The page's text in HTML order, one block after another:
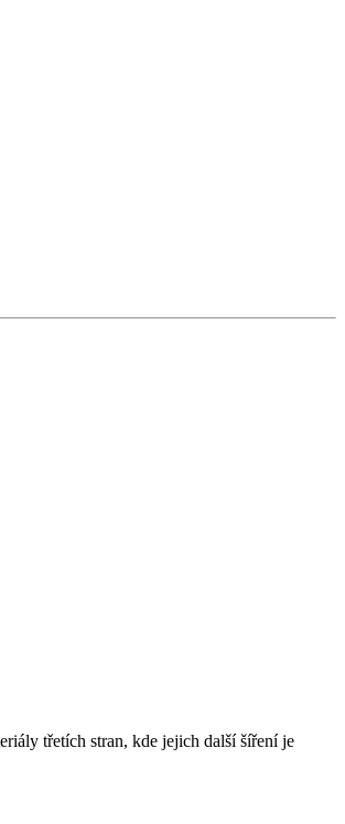
třetích stran, kde jejich další šíření je